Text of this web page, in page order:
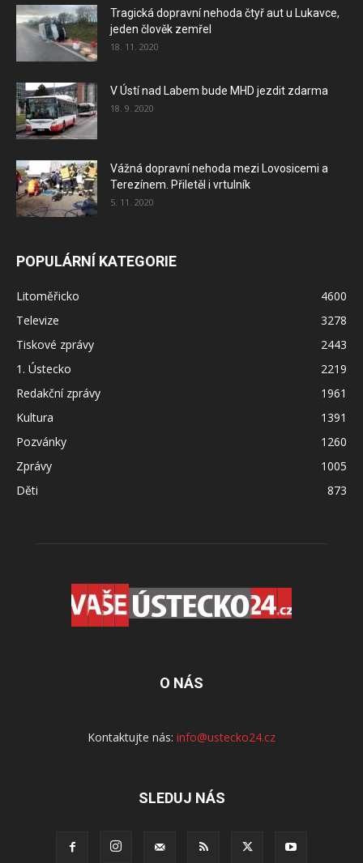
Tragická dopravní nehoda čtyř aut u Lukavce,
jeden člověk zemřel
18. 11. 2020
V Ústí nad Labem bude MHD jezdit zdarma
18. 9. 2020
Vážná dopravní nehoda mezi Lovosicemi a
Terezínem. Přiletěl i vrtulník
5. 11. 2020
POPULÁRNÍ KATEGORIE
Litoměřicko
4600
Televize
3278
Tiskové zprávy
2443
1. Ústecko
2219
Redakční zprávy
1961
Kultura
1391
Pozvánky
1260
Zprávy
1005
Děti
873
O NÁS
Kontaktujte nás: info@ustecko24.cz
SLEDUJ NÁS